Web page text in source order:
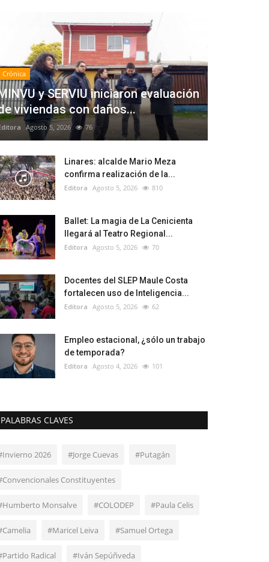
Crónica
y SERVIU iniciaron evaluación
viviendas con daños...
Agosto 5, 2026 76
Linares: alcalde Mario Meza
confirma realización de la...
Editora Agosto 5, 2026 810
Ballet: La magia de La Cenicienta
llegará al Teatro Regional...
Editora Agosto 5, 2026 70
Docentes del SLEP Maule Costa
fortalecen uso de Inteligencia...
Editora Agosto 5, 2026 62
Empleo estacional, ¿sólo un trabajo
de temporada?
Editora Agosto 4, 2026 101
PALABRAS CLAVES
2026 #Jorge Cuevas #Putagán
Constituyentes
Monsalve #COLODEP #Paula Celis
#Maricel Leiva #Samuel Ortega
Radical #Iván Sepúñveda